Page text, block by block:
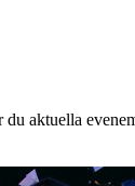
aktuella